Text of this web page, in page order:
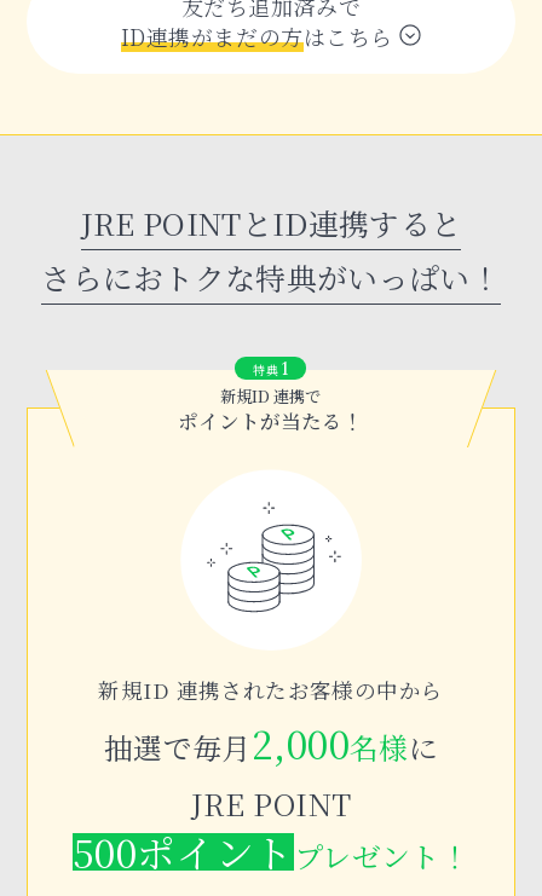
友だち追加済みで
ID連携がまだの方はこちら
JRE POINTとID連携すると
さらにおトクな特典がいっぱい！
特典 1
新規ID 連携で
ポイントが当たる！
新規ID 連携されたお客様の中から
抽選で毎月 2,000名様に
JRE POINT
500ポイントプレゼント！